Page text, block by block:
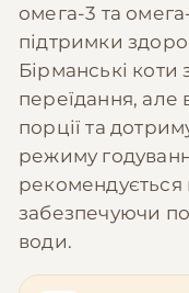
омега-3 та
підтримки
Бірманські коти
переїдання,
порції та
режиму
рекомендується
забезпечуючи
води.